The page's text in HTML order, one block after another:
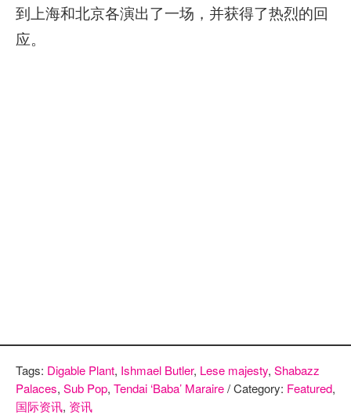
到上海和北京各演出了一场，并获得了热烈的回
应。
Tags: Digable Plant, Ishmael Butler, Lese majesty, Shabazz
Palaces, Sub Pop, Tendai ‘Baba’ Maraire/ Category: Featured,
国际资讯, 资讯